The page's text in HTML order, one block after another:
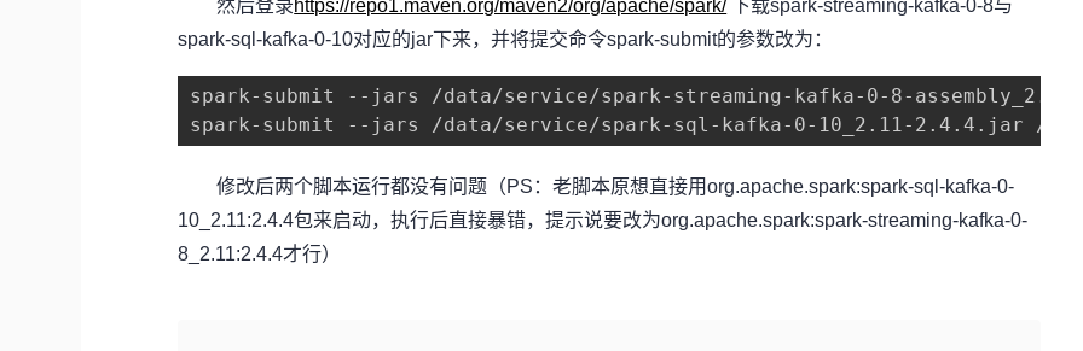
然后登录https://repo1.maven.org/maven2/org/apache/spark/下载spark-streaming-kafka-0-8与
spark-sql-kafka-0-10对应的jar下来，并将提交命令spark-submit的参数改为：
spark-submit --jars /data/service/spark-streaming-kafka-0-8-
spark-submit --jars /data/service/spark-sql-kafka-0-10_2.11-2.4.4.jar /
修改后两个脚本运行都没有问题（PS：老脚本原想直接用org.apache.spark:spark-sql-kafka-0-
10_2.11:2.4.4包来启动，执行后直接暴错，提示说要改为org.apache.spark:spark-streaming-kafka-0-
8_2.11:2.4.4才行）